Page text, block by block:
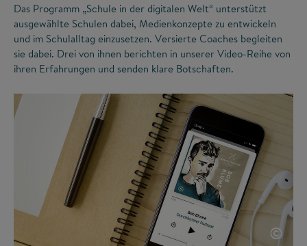
Das Programm „Schule in der digitalen Welt“ unterstützt
ausgewählte Schulen dabei, Medienkonzepte zu entwickeln
und im Schulalltag einzusetzen. Versierte Coaches begleiten
sie dabei. Drei von ihnen berichten in unserer Video-Reihe von
ihren Erfahrungen und senden klare Botschaften.
©